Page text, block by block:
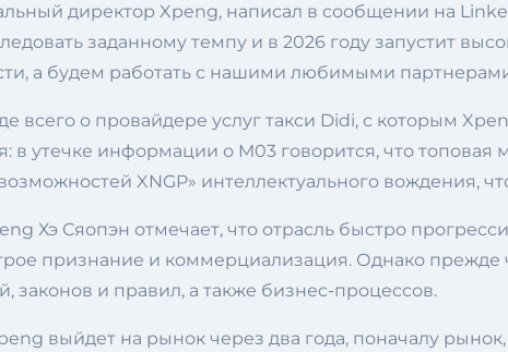
директор Xpeng, написал в сообщении на
заданному темпу и в 2026 году запустит
а будем работать с нашими любимыми
всего о провайдере услуг такси Didi, с которым
в утечке информации о M03 говорится, что топовая
XNGP» интеллектуального вождения,
Хэ Сяопэн отмечает, что отрасль быстро
признание и коммерциализация. Однако
законов и правил, а также бизнес-процессов.
выйдет на рынок через два года, поначалу